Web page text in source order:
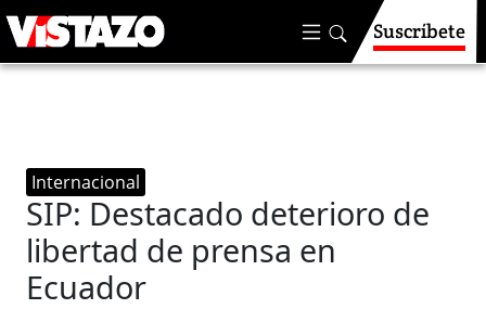
Suscríbete
Internacional
SIP: Destacado deterioro de
libertad de prensa en
Ecuador